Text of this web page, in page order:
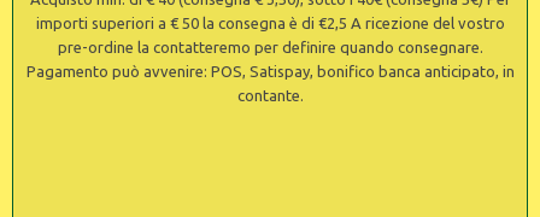
importi superiori a € 50 la consegna è di €2,5 A ricezione del vostro
pre-ordine la contatteremo per definire quando consegnare.
Pagamento può avvenire: POS, Satispay, bonifico banca anticipato, in
contante.